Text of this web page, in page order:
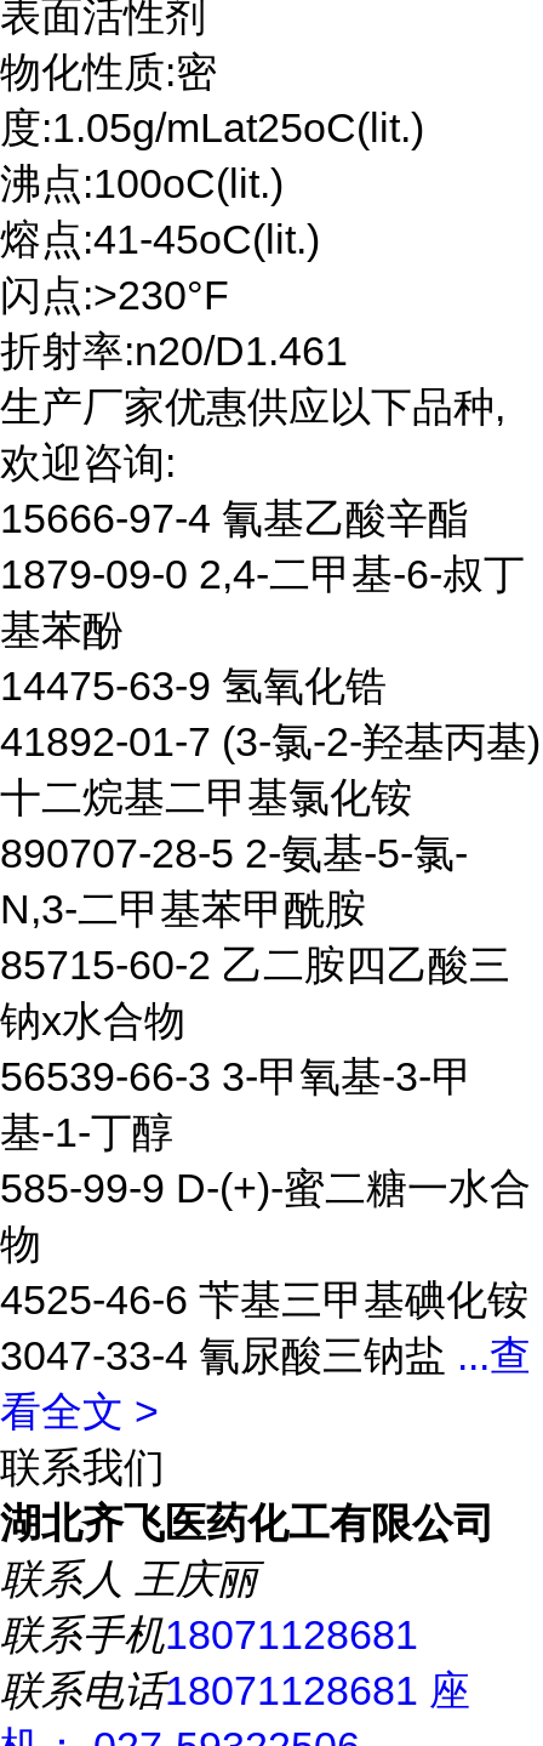
表面活性剂
物化性质:密
度:1.05g/mLat25oC(lit.)
沸点:100oC(lit.)
熔点:41-45oC(lit.)
闪点:>230°F
折射率:n20/D1.461
生产厂家优惠供应以下品种,
欢迎咨询:
15666-97-4 氰基乙酸辛酯
1879-09-0 2,4-二甲基-6-叔丁
基苯酚
14475-63-9 氢氧化锆
41892-01-7 (3-氯-2-羟基丙基)
十二烷基二甲基氯化铵
890707-28-5 2-氨基-5-氯-
N,3-二甲基苯甲酰胺
85715-60-2 乙二胺四乙酸三
钠x水合物
56539-66-3 3-甲氧基-3-甲
基-1-丁醇
585-99-9 D-(+)-蜜二糖一水合
物
4525-46-6 苄基三甲基碘化铵
3047-33-4 氰尿酸三钠盐 ...查
看全文 >
联系我们
湖北齐飞医药化工有限公司
联系人 王庆丽
联系手机18071128681
联系电话18071128681 座